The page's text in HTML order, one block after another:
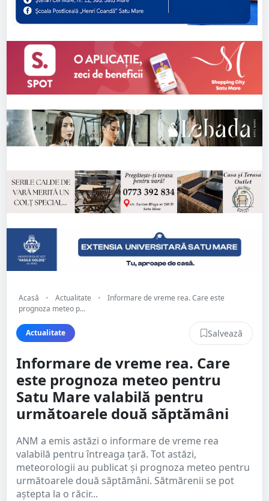
Acasă • Actualitate •
Informare de vreme rea. Care este
prognoza meteo p...
Actualitate Salvează
Informare de vreme rea. Care
este prognoza meteo pentru
Satu Mare valabilă pentru
următoarele două săptămâni
ANM a emis astăzi o informare de vreme rea
valabilă pentru întreaga țară. Tot astăzi,
meteorologii au publicat și prognoza meteo pentru
următoarele două săptămâni. Sătmărenii se pot
aștepta la o răcir...